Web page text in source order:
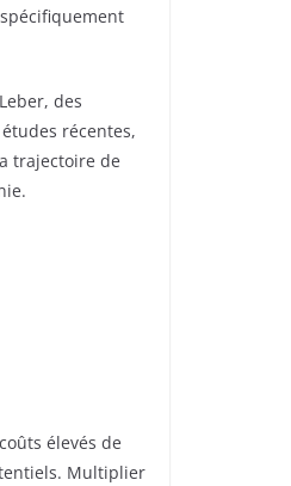
des
récentes,
trajectoire de
élevés de
Multiplier